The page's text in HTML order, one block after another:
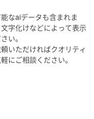
さとこまめなやり
けるよう心がけて
なaiデータも含まれま
字化けなどによって表示
い。
いただければクオリティ
にご相談ください。